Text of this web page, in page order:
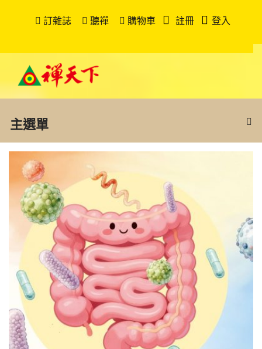
訂雜誌 聽禪 購物車 註冊 登入
主選單